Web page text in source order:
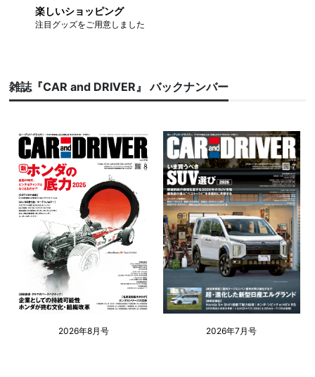
楽しいショッピング
注目グッズをご用意しました
雑誌『CAR and DRIVER』 バックナンバー
2026年8月号 2026年7月号